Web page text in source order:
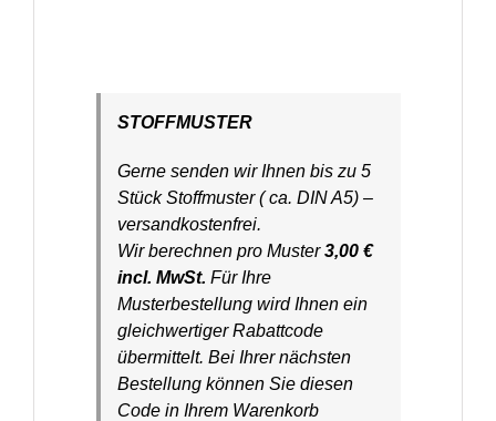
STOFFMUSTER
Gerne senden wir Ihnen bis zu 5
Stück Stoffmuster ( ca. DIN A5) –
versandkostenfrei.
Wir berechnen pro Muster3,00 €
incl. MwSt. Für Ihre
Musterbestellung wird Ihnen ein
gleichwertiger Rabattcode
übermittelt. Bei Ihrer nächsten
Bestellung können Sie diesen
Code in Ihrem Warenkorb